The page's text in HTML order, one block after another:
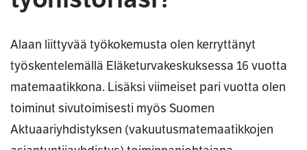
Alaan liittyvää työkokemusta olen kerryttänyt
työskentelemällä Eläketurvakeskuksessa 16 vuotta
matemaatikkona. Lisäksi viimeiset pari vuotta olen
toiminut sivutoimisesti myös Suomen
Aktuaariyhdistyksen (vakuutusmatemaatikkojen